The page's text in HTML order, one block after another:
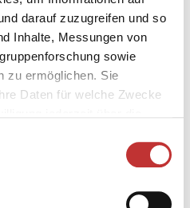
darauf zuzugreifen und so
Inhalte, Messungen von
sowie
zu ermöglichen. Sie
Daten für welche Zwecke
widerrufen